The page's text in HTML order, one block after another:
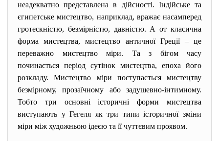
неадекватно представлена в дійсності. Індійське та
єгипетське мистецтво, наприклад, вражає насамперед
гротескністю, безмірністю, давністю. А от класична
форма мистецтва, мистецтво античної Греції – це
переважно мистецтво міри. Та з бігом часу
починається період сутінок мистецтва, епоха його
розкладу. Мистецтво міри поступається мистецтву
безмірному, прозаїчному або задушевно-інтимному.
Тобто три основні історичні форми мистецтва
виступають у Гегеля як три типи історичної зміни
міри між художньою ідеєю та її чуттєвим проявом.